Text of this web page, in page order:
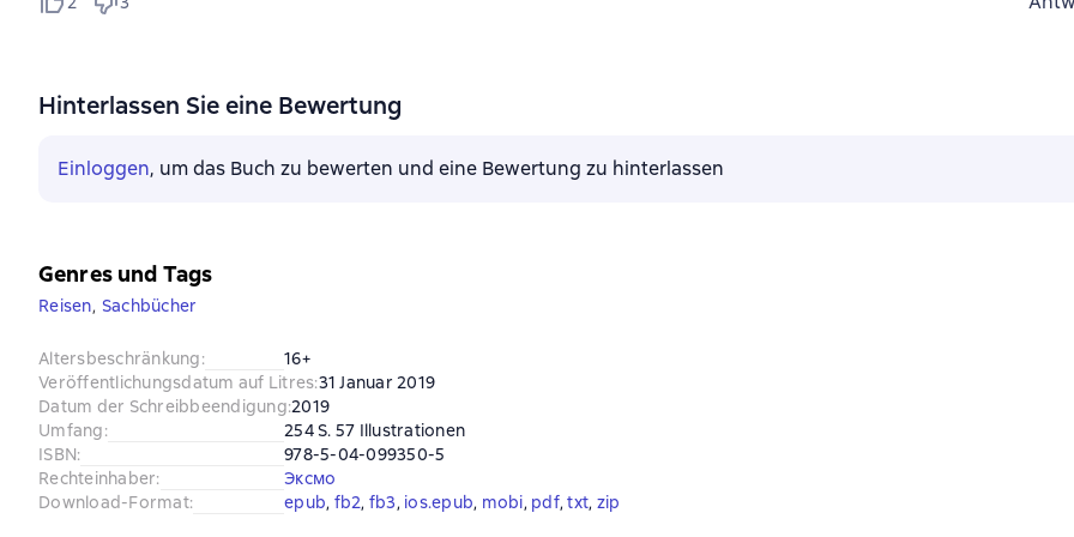
Hinterlassen Sie eine Bewertung
Einloggen, um das Buch zu bewerten und eine Bewertung zu hinterlassen
Genres und Tags
Reisen, Sachbücher
Altersbeschränkung:
16+
Veröffentlichungsdatum auf Litres:31 Januar 2019
Datum der Schreibbeendigung:2019
Umfang:
254 S. 57 Illustrationen
ISBN:
978-5-04-099350-5
Rechteinhaber:
Эксмо
Download-Format: epub, fb2, fb3, ios.epub, mobi, pdf, txt, zip